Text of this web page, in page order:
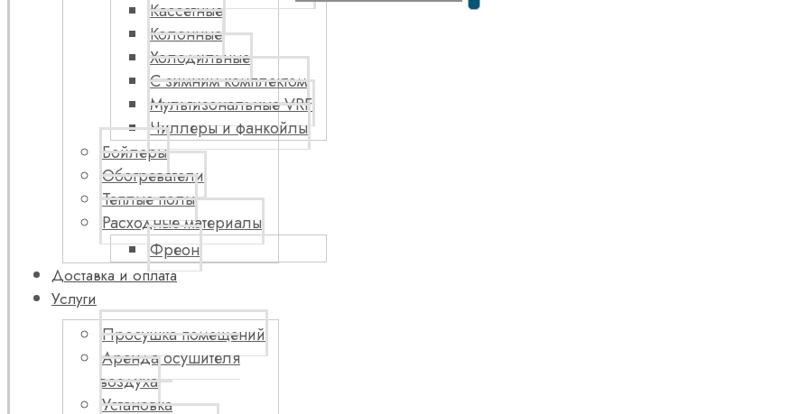
Кассетные
Колонные
Холодильные
С зимним комплектом
Мультизональные VRF
Чиллеры и фанкойлы
Бойлеры
Обогреватели
Теплые полы
Расходные материалы
Фреон
Доставка и оплата
Услуги
Просушка помещений
Аренда осушителя
воздуха
Установка